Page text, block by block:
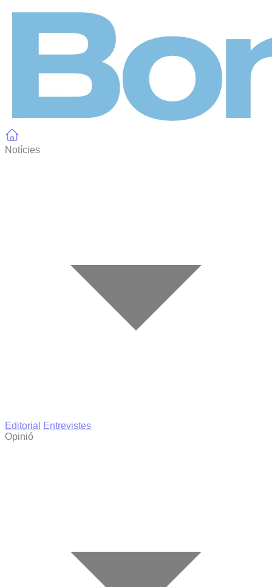
Notícies
Editorial
Entrevistes
Opinió